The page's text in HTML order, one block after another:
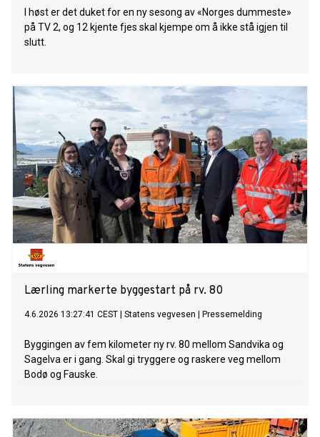
I høst er det duket for en ny sesong av «Norges dummeste»
på TV 2, og 12 kjente fjes skal kjempe om å ikke stå igjen til
slutt.
Lærling markerte byggestart på rv. 80
4.6.2026 13:27:41 CEST Statens vegvesen Pressemelding
Byggingen av fem kilometer ny rv. 80 mellom Sandvika og
Sagelva er i gang. Skal gi tryggere og raskere veg mellom
Bodø og Fauske.